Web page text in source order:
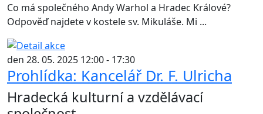
Co má společného Andy Warhol a Hradec Králové?
Odpověď najdete v kostele sv. Mikuláše. Mi ...
den 28. 05. 2025 12:00 - 17:30
Prohlídka: Kancelář Dr. F. Ulricha
Hradecká kulturní a vzdělávací